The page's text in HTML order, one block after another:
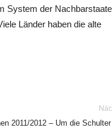
System der
Länder haben die alte
2011/2012 – Um die